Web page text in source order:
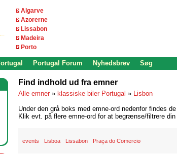
Algarve
Azorerne
Lissabon
Madeira
Porto
Portugal Forum Nyhedsbrev Søg
Find indhold ud fra emner
Alle emner » klassiske biler Portugal » Lisbon
Under den grå boks med emne-ord nedenfor findes
Klik evt. på flere emne-ord for at begrænse/filtrere
events Lisboa Lissabon Praça do Comercio